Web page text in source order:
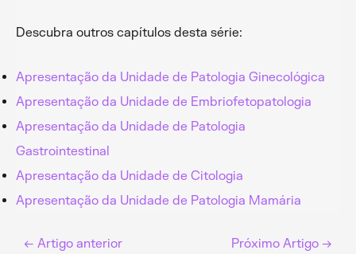
Descubra outros capítulos desta série:
Apresentação da Unidade de Patologia Ginecológica
Apresentação da Unidade de Embriofetopatologia
Apresentação da Unidade de Patologia
Gastrointestinal
Apresentação da Unidade de Citologia
Apresentação da Unidade de Patologia Mamária
← Artigo anterior Próximo Artigo →